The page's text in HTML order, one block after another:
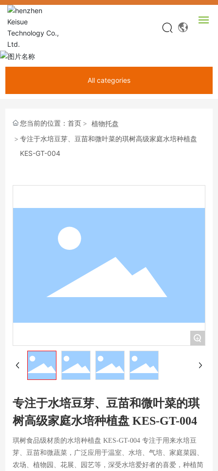
网站首页
视频中心
All categories
您当前的位置：首页
植物托盘
专注于水培豆芽、豆苗和微叶菜的琪树高级家庭水培种植盘
KES-GT-004
+
专注于水培豆芽、豆苗和微叶菜的琪
树高级家庭水培种植盘 KES-GT-004
琪树食品级材质的水培种植盘 KES-GT-004 专注于用来水培豆
芽、豆苗和微蔬菜，广泛应用于温室、水培、气培、家庭菜园、
农场、植物园、花展、园艺等，深受水培爱好者的喜爱，种植简